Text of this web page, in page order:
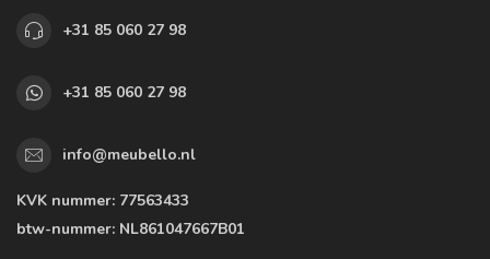
+31 85 060 27 98
+31 85 060 27 98
info@meubello.nl
KVK nummer: 77563433
btw-nummer: NL861047667B01